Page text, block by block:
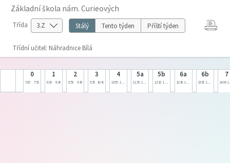
Základní škola nám. Curieových
Třída Stálý Tento týden Příští týden
Třídní učitel: Náhradnice Bílá
0
7:05 7:50
1
8:00 8:45
2
8:55 9:40
3
9:55 10:40
4
10:55 11:40
5a
11:50 12:35
5b
12:10 12:55
6a
12:45 13:30
6b
13:05 13:50
7
14:00